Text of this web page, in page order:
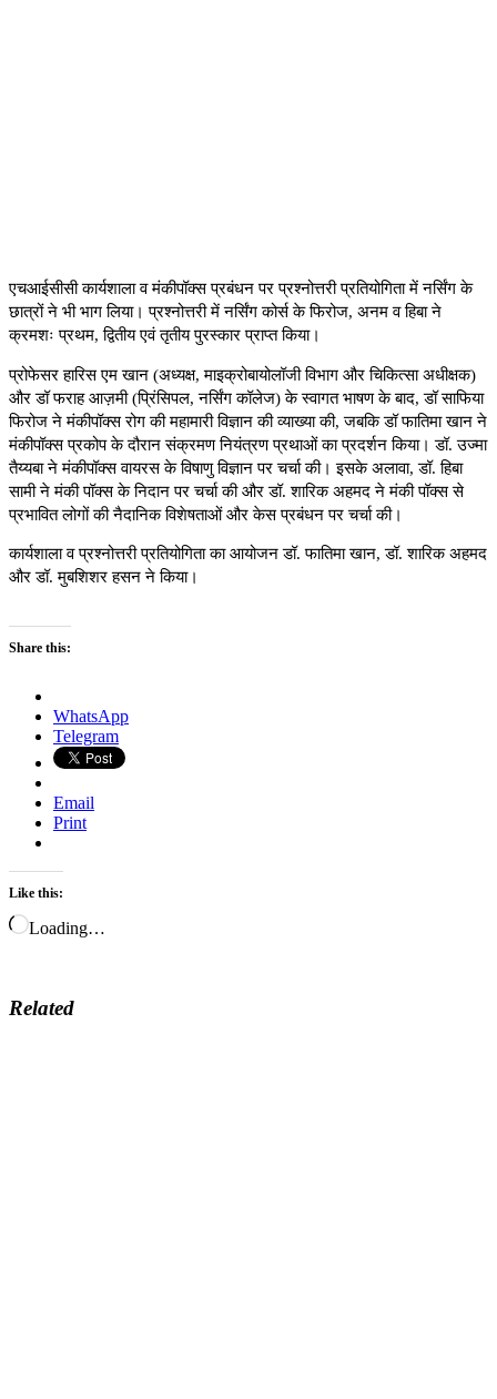
एचआईसीसी कार्यशाला व मंकीपॉक्स प्रबंधन पर प्रश्नोत्तरी प्रतियोगिता में नर्सिंग के
छात्रों ने भी भाग लिया। प्रश्नोत्तरी में नर्सिंग कोर्स के फिरोज, अनम व हिबा ने
क्रमशः प्रथम, द्वितीय एवं तृतीय पुरस्कार प्राप्त किया।
प्रोफेसर हारिस एम खान (अध्यक्ष, माइक्रोबायोलॉजी विभाग और चिकित्सा अधीक्षक)
और डॉ फराह आज़मी (प्रिंसिपल, नर्सिंग कॉलेज) के स्वागत भाषण के बाद, डॉ साफिया
फिरोज ने मंकीपॉक्स रोग की महामारी विज्ञान की व्याख्या की, जबकि डॉ फातिमा खान ने
मंकीपॉक्स प्रकोप के दौरान संक्रमण नियंत्रण प्रथाओं का प्रदर्शन किया। डॉ. उज्मा
तैय्यबा ने मंकीपॉक्स वायरस के विषाणु विज्ञान पर चर्चा की। इसके अलावा, डॉ. हिबा
सामी ने मंकी पॉक्स के निदान पर चर्चा की और डॉ. शारिक अहमद ने मंकी पॉक्स से
प्रभावित लोगों की नैदानिक विशेषताओं और केस प्रबंधन पर चर्चा की।
कार्यशाला व प्रश्नोत्तरी प्रतियोगिता का आयोजन डॉ. फातिमा खान, डॉ. शारिक अहमद
और डॉ. मुबशिशर हसन ने किया।
Share this:
WhatsApp
Telegram
Email
Print
Like this:
Loading…
Related